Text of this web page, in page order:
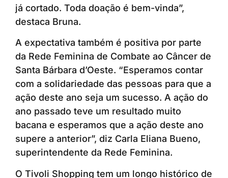
já cortado. Toda doação é bem-vinda”,
destaca Bruna.
A expectativa também é positiva por parte
da Rede Feminina de Combate ao Câncer de
Santa Bárbara d’Oeste. “Esperamos contar
com a solidariedade das pessoas para que a
ação deste ano seja um sucesso. A ação do
ano passado teve um resultado muito
bacana e esperamos que a ação deste ano
supere a anterior”, diz Carla Eliana Bueno,
superintendente da Rede Feminina.
O Tivoli Shopping tem um longo histórico de